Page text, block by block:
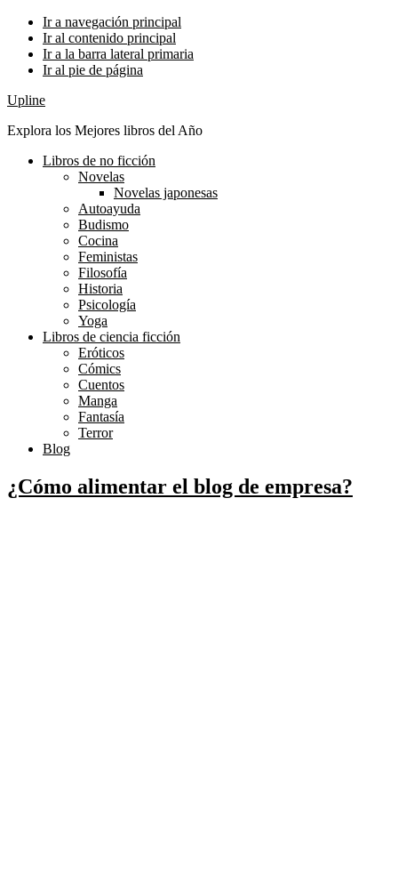
Ir a navegación principal
Ir al contenido principal
Ir a la barra lateral primaria
Ir al pie de página
Upline
Explora los Mejores libros del Año
Libros de no ficción
Novelas
Novelas japonesas
Autoayuda
Budismo
Cocina
Feministas
Filosofía
Historia
Psicología
Yoga
Libros de ciencia ficción
Eróticos
Cómics
Cuentos
Manga
Fantasía
Terror
Blog
¿Cómo alimentar el blog de empresa?